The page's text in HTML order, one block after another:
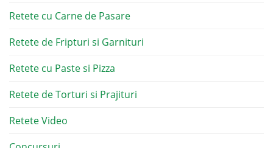
Retete cu Carne de Pasare
Retete de Fripturi si Garnituri
Retete cu Paste si Pizza
Retete de Torturi si Prajituri
Retete Video